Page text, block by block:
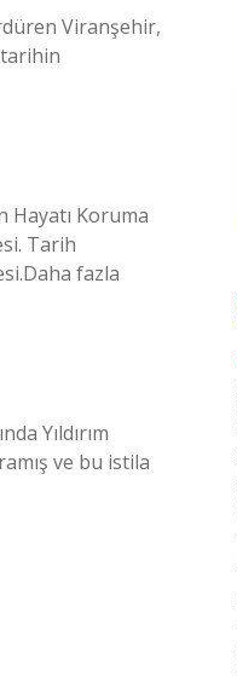
Viranşehir,
tarihin
Hayatı Koruma
Tarih
fazla
Yıldırım
ve bu istila